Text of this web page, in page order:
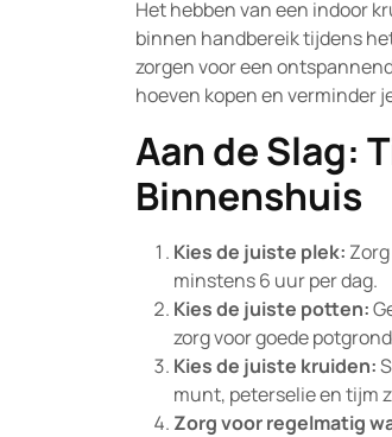
Het hebben van een indoor
binnen handbereik tijdens
zorgen voor een
hoeven kopen en verminder
Aan de Slag:
Binnenshuis
Kies de juiste plek:
minstens 6 uur per dag.
Kies de juiste potten:
zorg voor goede
Kies de juiste kruiden:
munt, peterselie en tijm
Zorg voor regelmatig